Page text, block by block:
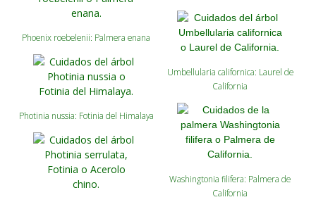
Phoenix roebelenii: Palmera enana
Photinia nussia: Fotinia del Himalaya
Umbellularia californica: Laurel de
California
Washingtonia filifera: Palmera de
California